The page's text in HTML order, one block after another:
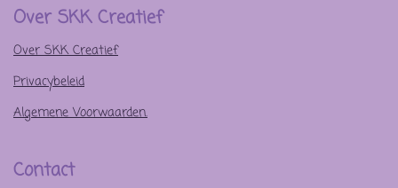
Over SKK Creatief
Over SKK Creatief
Privacybeleid
Algemene Voorwaarden.
Contact